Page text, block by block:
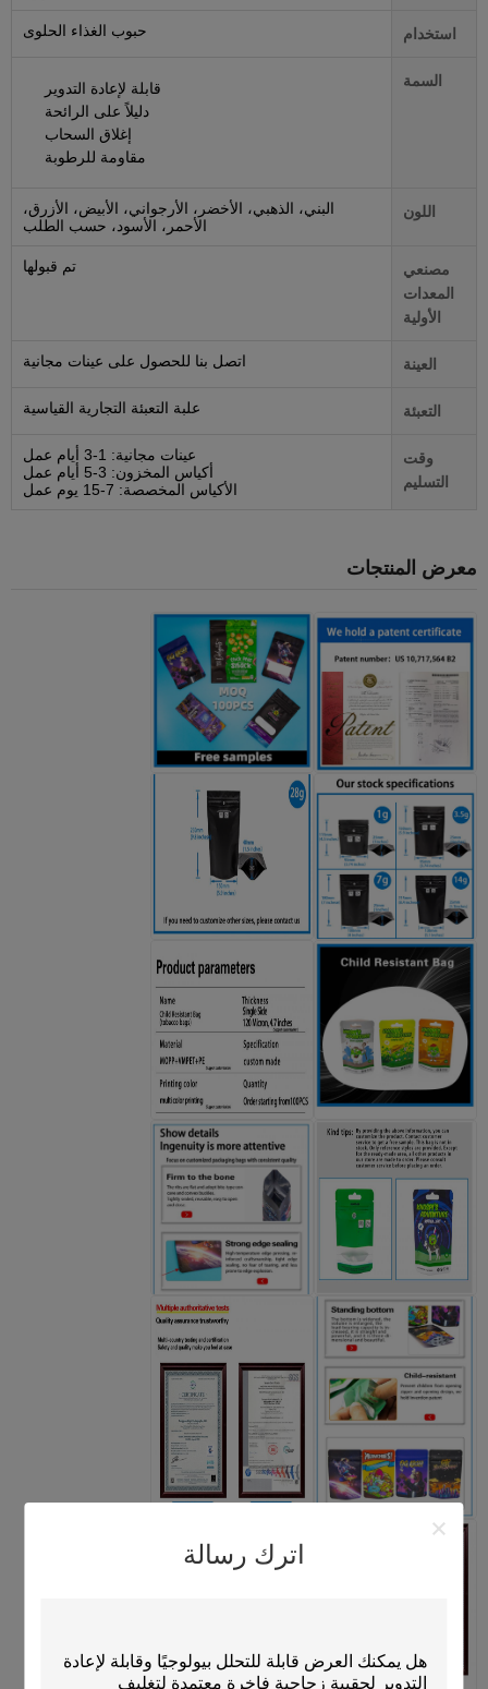
اترك رسالة
استخدام حبوب الغذاء الحلوى
السمة
قابلة لإعادة التدوير
دليلاً على الرائحة
إغلاق السحاب
مقاومة للرطوبة
اللون
البني، الذهبي، الأخضر، الأرجواني، الأبيض، الأزرق،
الأحمر، الأسود، حسب الطلب
مصنعي
المعدات
الأولية
تم قبولها
العينة اتصل بنا للحصول على عينات مجانية
التعبئة علبة التعبئة التجارية القياسية
وقت
التسليم
عينات مجانية: 1-3 أيام عمل
أكياس المخزون: 3-5 أيام عمل
الأكياس المخصصة: 7-15 يوم عمل
معرض المنتجات